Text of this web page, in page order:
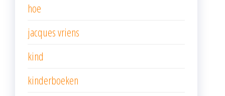
hoe
jacques vriens
kind
kinderboeken